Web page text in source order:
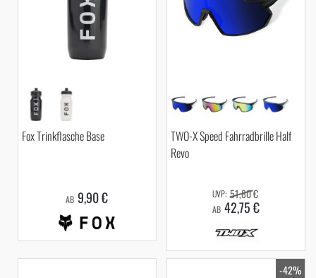
Fox Trinkflasche Base
AB 9,90 €
TWO-X Speed Fahrradbrille Half
Revo
AB 42,75 €
51,80 €
-42%